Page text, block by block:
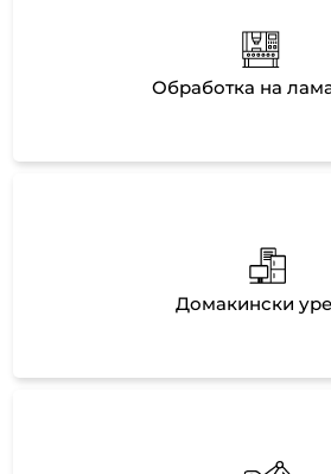
Обработка на
Домакински